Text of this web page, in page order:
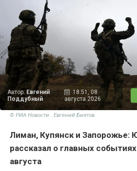
Автор:Евгений
Поддубный
18:51, 08
августа 2026
© РИА Новости . Евгений Биятов
Лиман, Купянск и Запорожье:
рассказал о главных
августа